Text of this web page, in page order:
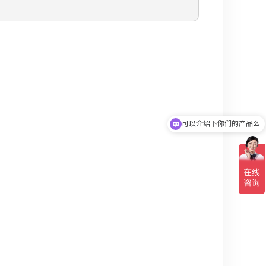
可以介绍下你们的产品么